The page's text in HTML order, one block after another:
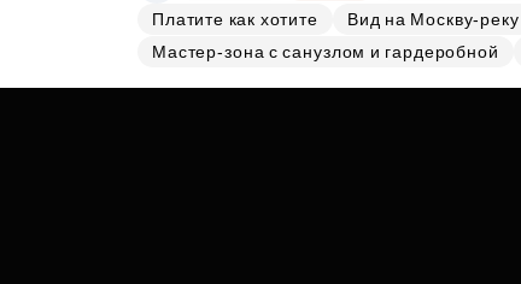
Платите как хотите
Вид на Москву-реку
Мастер-зона с санузлом и гардеробной